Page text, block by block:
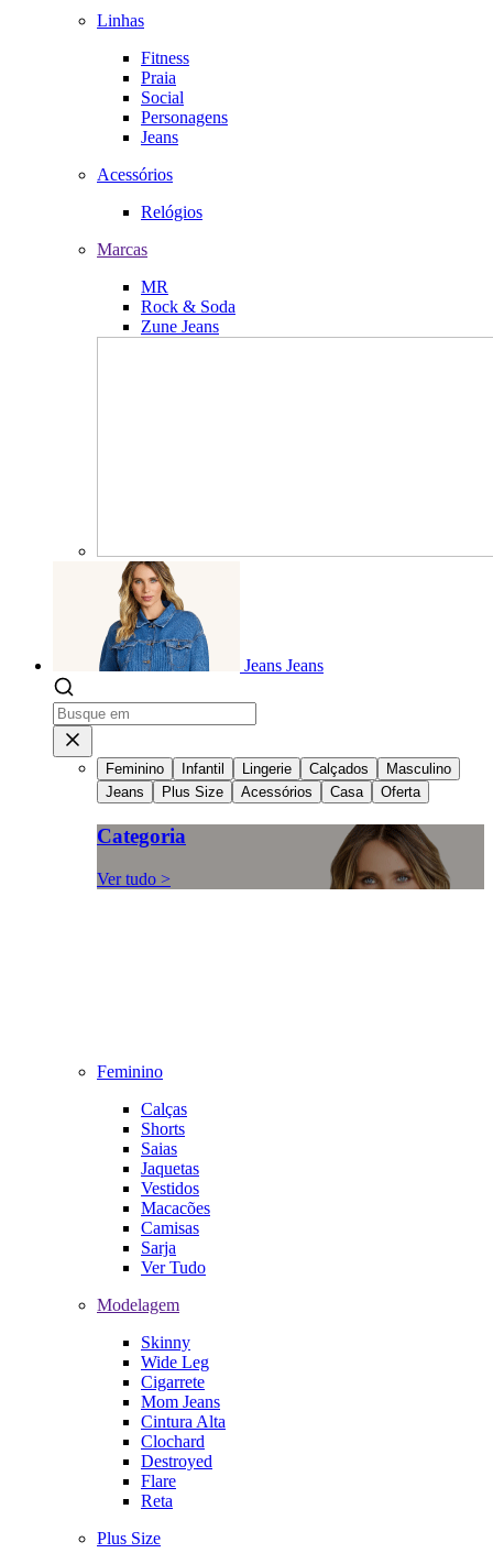
Linhas
Fitness
Praia
Social
Personagens
Jeans
Acessórios
Relógios
Marcas
MR
Rock & Soda
Zune Jeans
Jeans Jeans
Feminino Infantil Lingerie Calçados
Masculino
Jeans
Plus Size Acessórios Casa Oferta
Categoria
Ver tudo >
Feminino
Calças
Shorts
Saias
Jaquetas
Vestidos
Macacões
Camisas
Sarja
Ver Tudo
Modelagem
Skinny
Wide Leg
Cigarrete
Mom Jeans
Cintura Alta
Clochard
Destroyed
Flare
Reta
Plus Size